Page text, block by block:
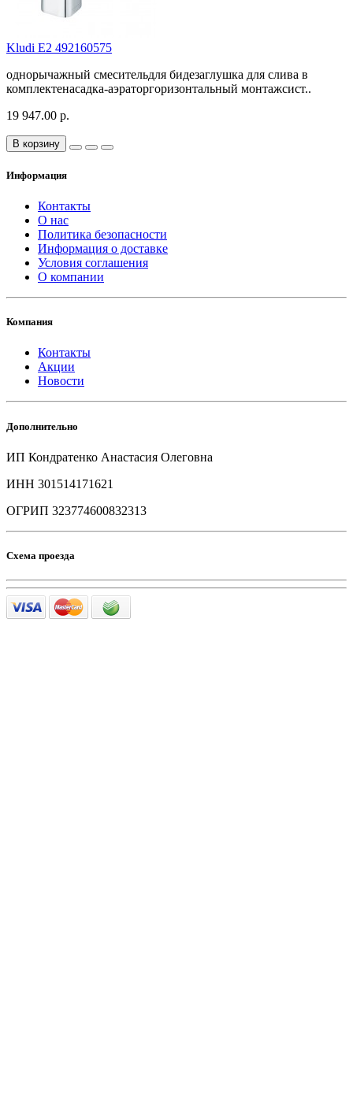
Kludi E2 492160575
однорычажный смесительдля бидезаглушка для слива в
комплектенасадка-аэраторгоризонтальный монтажсист..
19 947.00 р.
В корзину
Информация
Контакты
О нас
Политика безопасности
Информация о доставке
Условия соглашения
О компании
Компания
Контакты
Акции
Новости
Дополнительно
ИП Кондратенко Анастасия Олеговна
ИНН 301514171621
ОГРИП 323774600832313
Схема проезда